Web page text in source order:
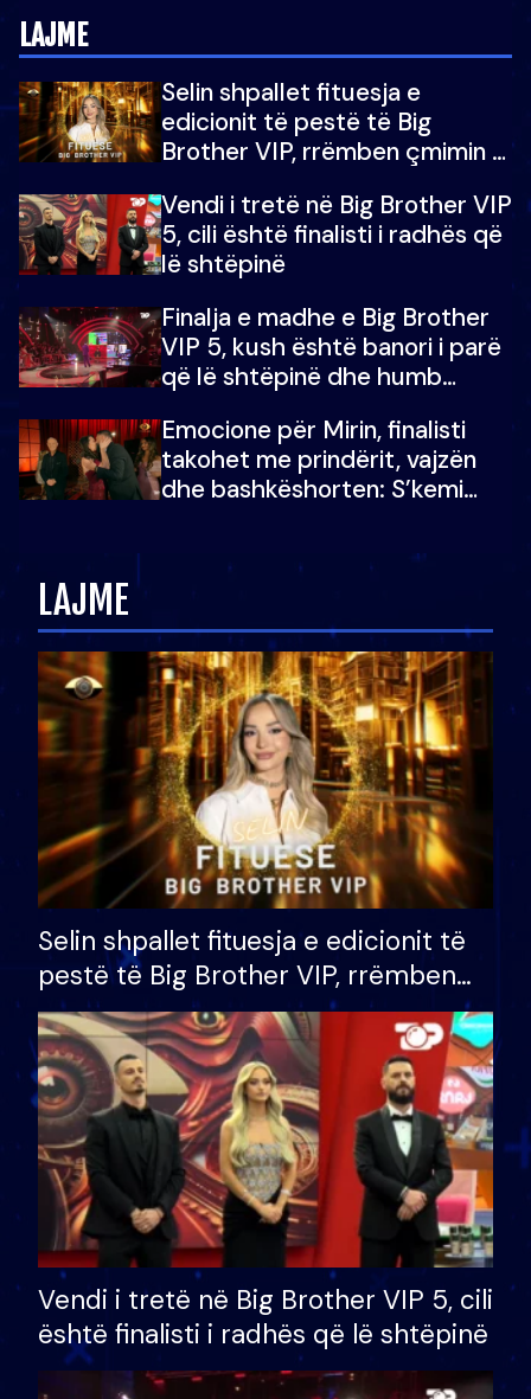
LAJME
Selin shpallet fituesja e
edicionit të pestë të Big
Brother VIP, rrëmben çmimin e
Vendi i tretë në Big Brother VIP
5, cili është finalisti i radhës që
lë shtëpinë
Finalja e madhe e Big Brother
VIP 5, kush është banori i parë
që lë shtëpinë dhe humb
çmimin e madh
Emocione për Mirin, finalisti
takohet me prindërit, vajzën
dhe bashkëshorten: S’kemi
LAJME
Selin shpallet fituesja e edicionit të
pestë të Big Brother VIP, rrëmben
çmimin e madh prej 100 mijë eurosh
Vendi i tretë në Big Brother VIP 5, cili
është finalisti i radhës që lë shtëpinë